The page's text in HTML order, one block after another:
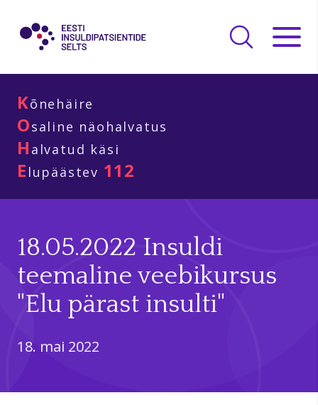
Kõnehäire
Osaline näohalvatus
H alvatud käsi
E lupäästev 112
18.05.2022 Insuldi
teemaline veebikursus
"Elu pärast insulti"
18. mai 2022